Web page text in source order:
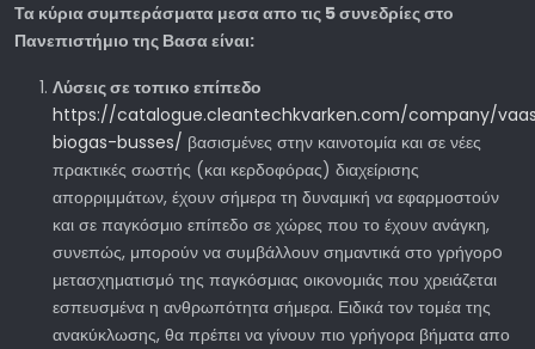
Τα κύρια συμπεράσματα μεσα απο τις 5 συνεδρίες στο
Πανεπιστήμιο της Βασα είναι:
Λύσεις σε τοπικο επίπεδο
https://catalogue.cleantechkvarken.com/company/
biogas-busses/ βασισμένες στην καινοτομία και σε νέες
πρακτικές σωστής (και κερδοφόρας) διαχείρισης
απορριμμάτων, έχουν σήμερα τη δυναμική να εφαρμοστούν
και σε παγκόσμιο επίπεδο σε χώρες που το έχουν ανάγκη,
συνεπώς, μπορούν να συμβάλλουν σημαντικά στο γρήγορo
μετασχηματισμό της παγκόσμιας οικονομιάς που χρειάζεται
εσπευσμένα η ανθρωπότητα σήμερα. Ειδικά τον τομέα της
ανακύκλωσης, θα πρέπει να γίνουν πιο γρήγορα βήματα απο